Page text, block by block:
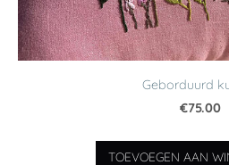
Geborduurd
€75.00
TOEVOEGEN AAN